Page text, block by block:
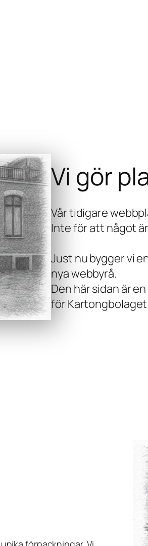
Vi gör
Vår tidigare
Inte för att något
Just nu bygger vi
nya webbyrå.
Den här sidan är
för